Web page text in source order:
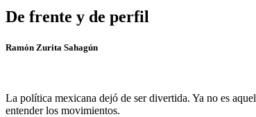
De frente y de perfil
Ramón Zurita Sahagún
La política mexicana dejó de ser divertida. Ya no es
entender los movimientos.